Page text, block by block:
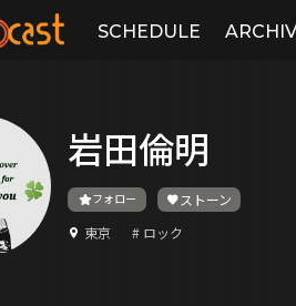
SCHEDULE
岩田倫明
フォロー
ストーン
東京
# ロック